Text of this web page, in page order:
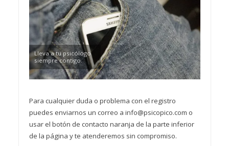
Lleva a tu psicólogo
siempre contigo.
Para cualquier duda o problema con el registro
puedes enviarnos un correo a info@psicopico.com o
usar el botón de contacto naranja de la parte inferior
de la página y te atenderemos sin compromiso.